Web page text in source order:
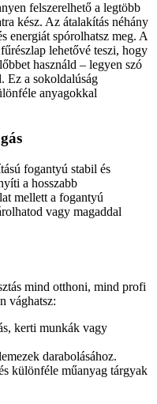
felszerelhető a legtöbb
kész. Az átalakítás néhány
energiát spórolhatsz meg. A
lehetővé teszi, hogy
használd – legyen szó
Ez a sokoldalúság
anyagokkal
fogantyú stabil és
a hosszabb
mellett a fogantyú
vagy magaddal
mind otthoni, mind profi
vághatsz:
kerti munkák vagy
darabolásához.
különféle műanyag tárgyak